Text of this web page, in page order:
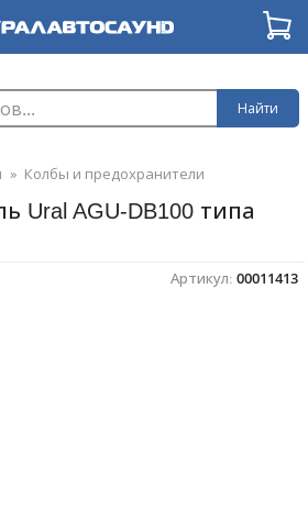
Найти
» Колбы и предохранители
Ural AGU-DB100 типа
Артикул: 00011413